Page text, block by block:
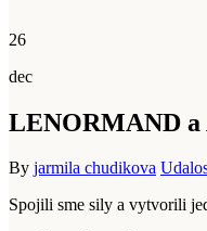
26
dec
LENORMAND a
By jarmila chudikova
Spojili sme sily a vytvorili